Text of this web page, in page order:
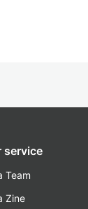
service
Team
Zine